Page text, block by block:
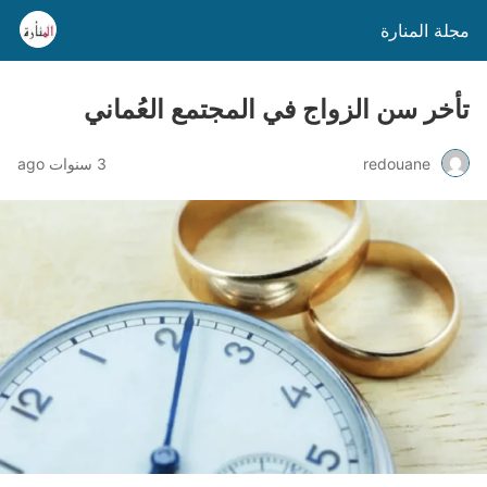
مجلة المنارة
تأخر سن الزواج في المجتمع العُماني
redouane 3 سنوات ago